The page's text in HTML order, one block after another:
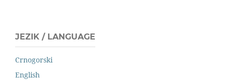
JEZIK / LANGUAGE
Crnogorski
English